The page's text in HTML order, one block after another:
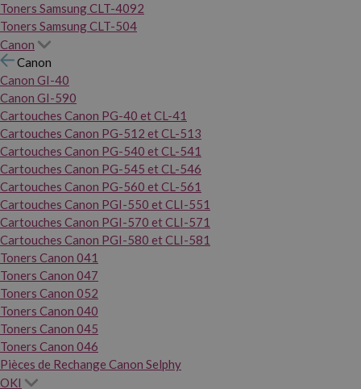
Toners Samsung CLT-4092
Toners Samsung CLT-504
Canon
Canon
Canon GI-40
Canon GI-590
Cartouches Canon PG-40 et CL-41
Cartouches Canon PG-512 et CL-513
Cartouches Canon PG-540 et CL-541
Cartouches Canon PG-545 et CL-546
Cartouches Canon PG-560 et CL-561
Cartouches Canon PGI-550 et CLI-551
Cartouches Canon PGI-570 et CLI-571
Cartouches Canon PGI-580 et CLI-581
Toners Canon 041
Toners Canon 047
Toners Canon 052
Toners Canon 040
Toners Canon 045
Toners Canon 046
Pièces de Rechange Canon Selphy
OKI